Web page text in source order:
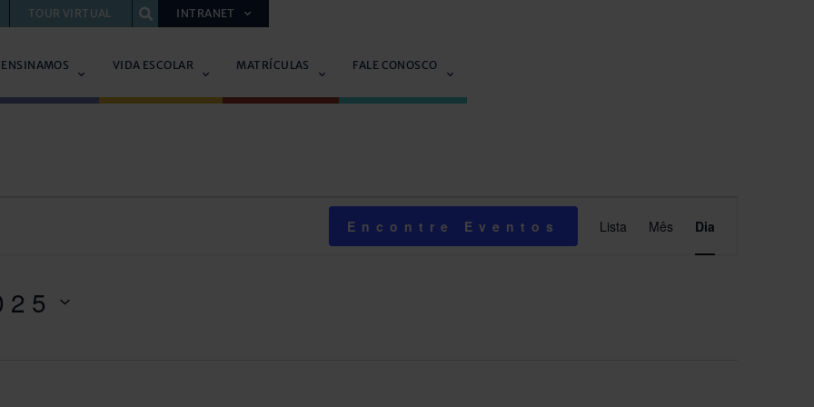
TOUR VIRTUAL INTRANET
VIDA ESCOLAR MATRÍCULAS FALE CONOSCO
Encontre Eventos
do
Lista Mês Dia